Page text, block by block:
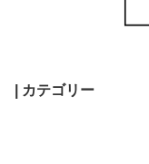
| カテゴリー